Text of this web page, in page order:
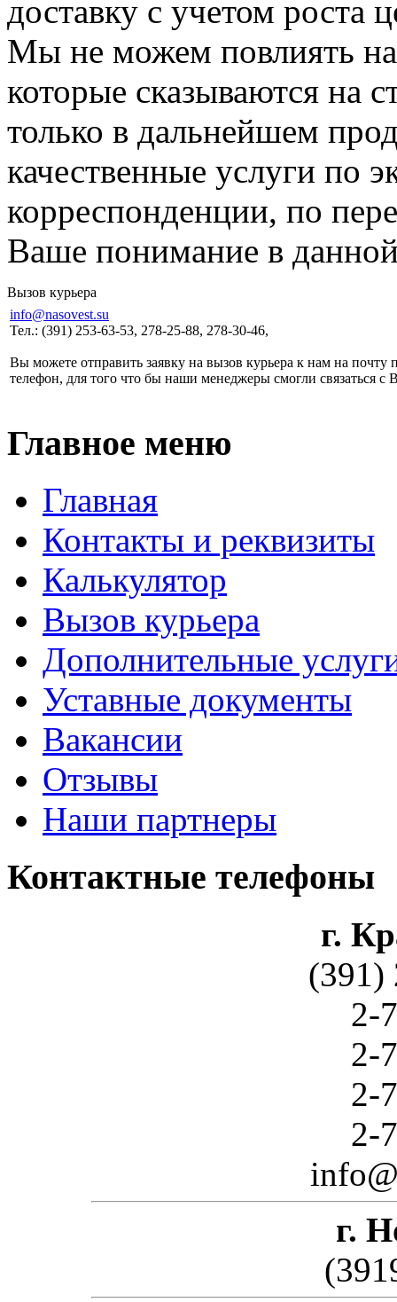
доставку с учетом
Мы не можем повлиять
которые сказываются на
только в дальнейшем
качественные услуги по
корреспонденции, по
Ваше понимание в
Вызов курьера
info@nasovest.su
Тел.: (391) 253-63-53, 278-25-88, 278-30-46,
Вы можете отправить заявку на вызов курьера к нам на почту
телефон, для того что бы наши менеджеры смогли связаться с
Главное меню
Главная
Контакты и реквизиты
Калькулятор
Вызов курьера
Дополнительные
Уставные документы
Вакансии
Отзывы
Наши партнеры
Контактные телефоны
г.
(391)
2-
2-
2-
2-
г.